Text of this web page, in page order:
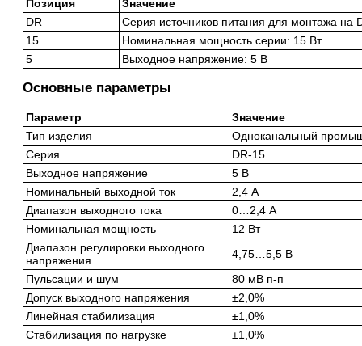
Позиция
Значение
DR
Серия источников питания для монтажа на
15
Номинальная мощность серии: 15 Вт
5
Выходное напряжение: 5 В
Основные параметры
Параметр
Значение
Тип изделия
Одноканальный
Серия
DR-15
Выходное напряжение
5 В
Номинальный выходной ток
2,4 А
Диапазон выходного тока
0…2,4 А
Номинальная мощность
12 Вт
Диапазон регулировки выходного
напряжения
4,75…5,5 В
Пульсации и шум
80 мВ п-п
Допуск выходного напряжения
±2,0%
Линейная стабилизация
±1,0%
Стабилизация по нагрузке
±1,0%